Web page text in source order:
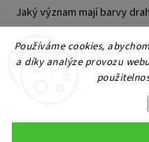
Používáme cookies,
a díky analýze provozu
Jaký význam mají barvy